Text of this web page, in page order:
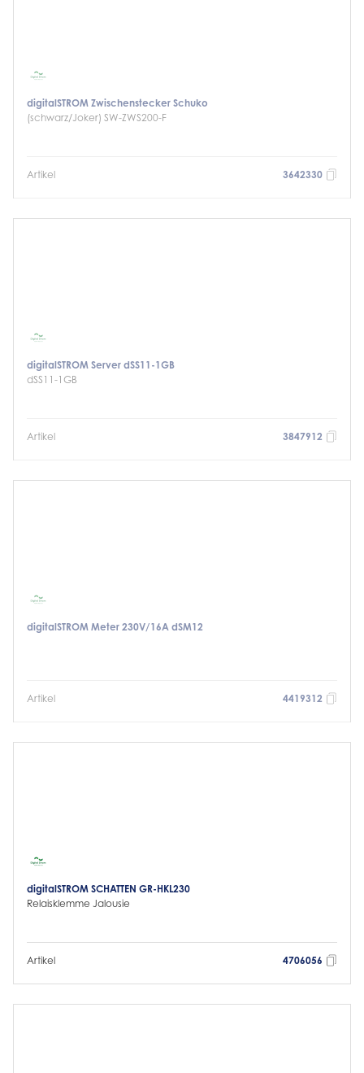
digitalSTROM Zwischenstecker Schuko
(schwarz/Joker) SW-ZWS200-F
Artikel 3642330
digitalSTROM Server dSS11-1GB
dSS11-1GB
Artikel 3847912
digitalSTROM Meter 230V/16A dSM12
Artikel 4419312
digitalSTROM SCHATTEN GR-HKL230
Relaisklemme Jalousie
Artikel 4706056